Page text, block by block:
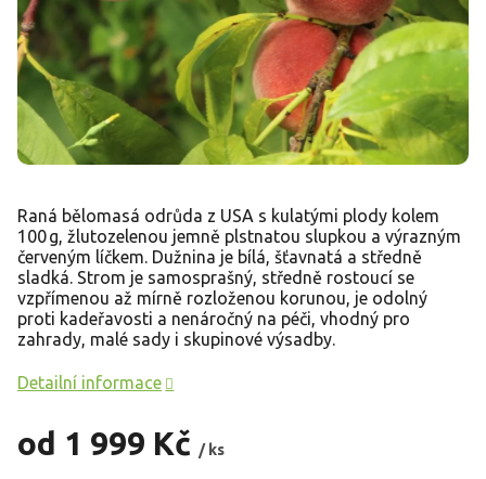
od 1 999 Kč / ks
Raná bělomasá odrůda z USA s kulatými plody kolem
100 g, žlutozelenou jemně plstnatou slupkou a výrazným
červeným líčkem. Dužnina je bílá, šťavnatá a středně
sladká. Strom je samosprašný, středně rostoucí se
vzpřímenou až mírně rozloženou korunou, je odolný
proti kadeřavosti a nenáročný na péči, vhodný pro
zahrady, malé sady i skupinové výsadby.
Detailní informace